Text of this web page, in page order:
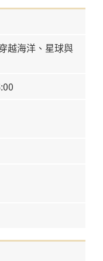
越海洋、星球與